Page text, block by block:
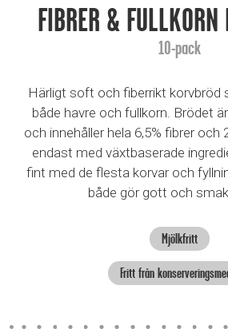
FIBRER & FULLKORN
10-pack
Härligt soft och fiberrikt korvbröd
både havre och fullkorn. Brödet
och innehåller hela 6,5% fibrer och
endast med växtbaserade
fint med de flesta korvar och
både gör gott och
Mjölkfritt
Fritt från